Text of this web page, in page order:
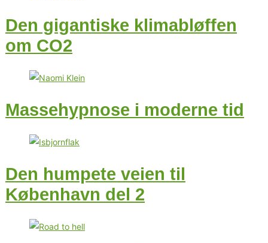
Den gigantiske klimabløffen
om CO2
Massehypnose i moderne tid
Den humpete veien til
København del 2